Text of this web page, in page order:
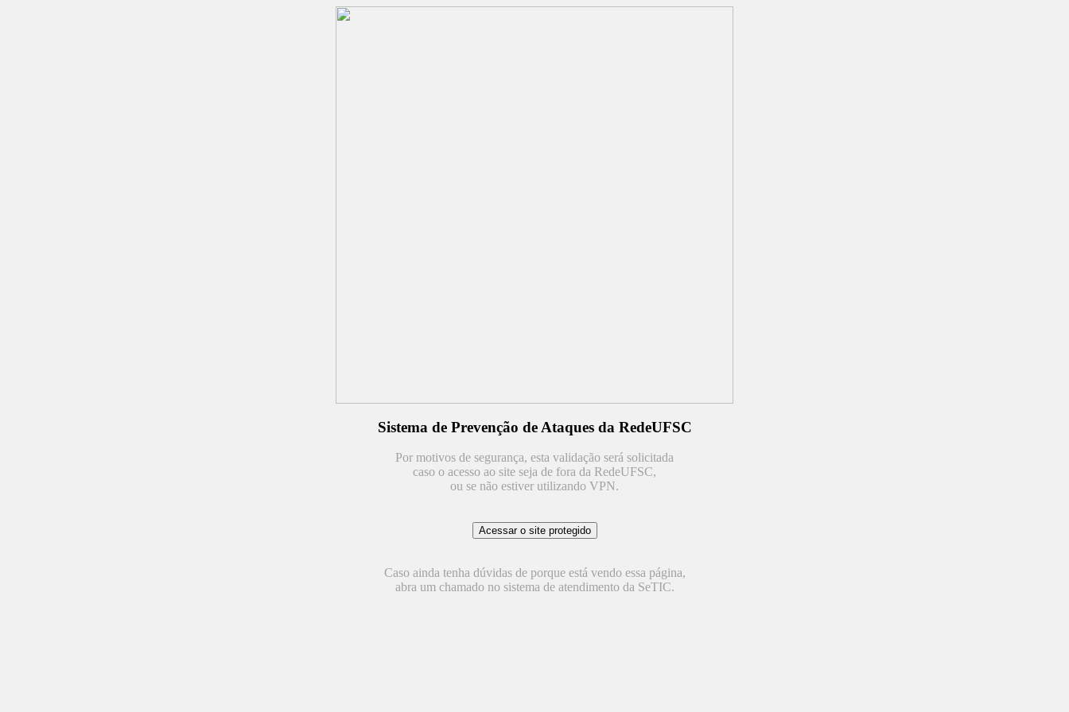
Sistema de Prevenção de Ataques da RedeUFSC
Por motivos de segurança, esta validação será solicitada
caso o acesso ao site seja de fora da RedeUFSC,
ou se não estiver utilizando VPN.
Caso ainda tenha dúvidas de porque está vendo essa página,
abra um chamado no sistema de atendimento da SeTIC.